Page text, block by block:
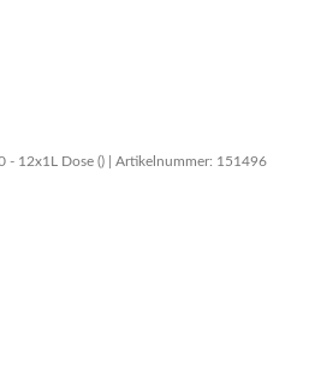
- 12x1L Dose () | Artikelnummer: 151496